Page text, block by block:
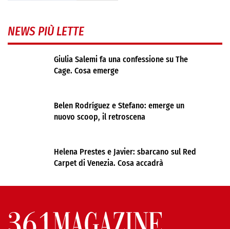
NEWS PIÙ LETTE
Giulia Salemi fa una confessione su The
Cage. Cosa emerge
Belen Rodríguez e Stefano: emerge un
nuovo scoop, il retroscena
Helena Prestes e Javier: sbarcano sul Red
Carpet di Venezia. Cosa accadrà